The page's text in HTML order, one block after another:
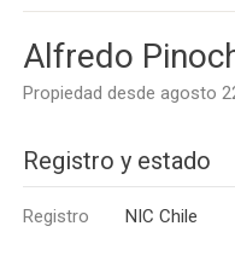
Alfredo
Propiedad desde agosto
Registro y estado
Registro NIC Chile